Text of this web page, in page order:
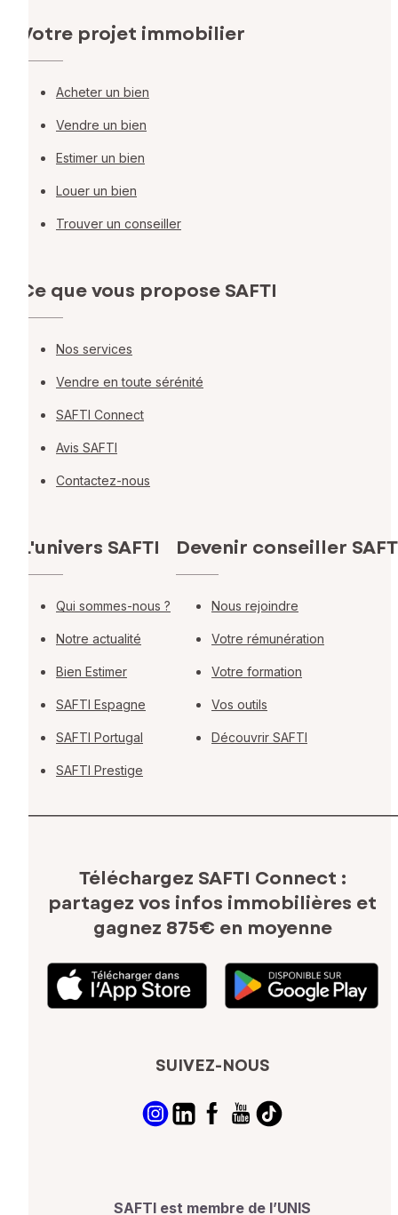
Votre projet immobilier
Acheter un bien
Vendre un bien
Estimer un bien
Louer un bien
Trouver un conseiller
Ce que vous propose SAFTI
Nos services
Vendre en toute sérénité
SAFTI Connect
Avis SAFTI
Contactez-nous
L'univers SAFTI
Qui sommes-nous ?
Notre actualité
Bien Estimer
SAFTI Espagne
SAFTI Portugal
SAFTI Prestige
Devenir conseiller
Nous rejoindre
Votre rémunération
Votre formation
Vos outils
Découvrir SAFTI
Téléchargez SAFTI Connect :
partagez vos infos immobilières et
gagnez 875€ en moyenne
SUIVEZ-NOUS
SAFTI est membre de l’UNIS